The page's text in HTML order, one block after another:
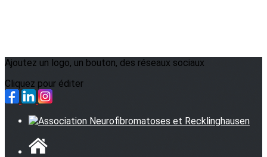
Ajoutez un logo, un bouton, des réseaux sociaux
Cliquez pour éditer